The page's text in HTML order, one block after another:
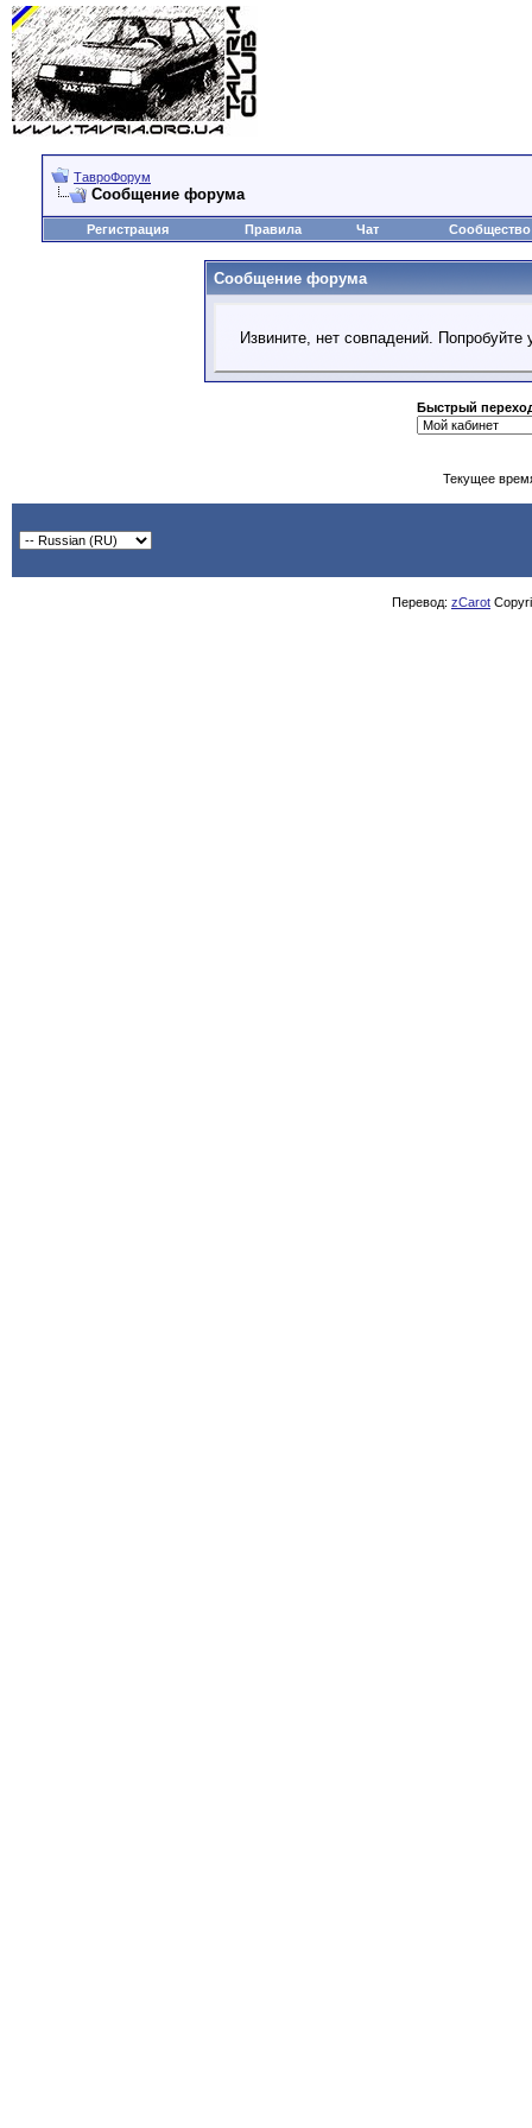
ТавроФорум
Сообщение форума
Регистрация Правила Чат Сообщество
Сообщение форума
Извините, нет совпадений.
Быстрый
Текущее
Перевод: zCarot